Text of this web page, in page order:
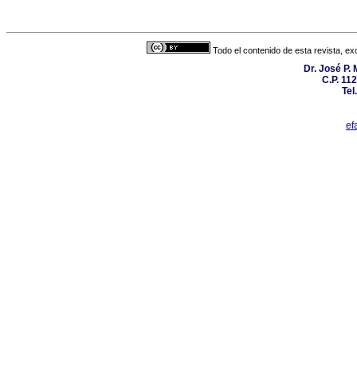
Todo el contenido de esta revista,
Dr. José P.
C.P.